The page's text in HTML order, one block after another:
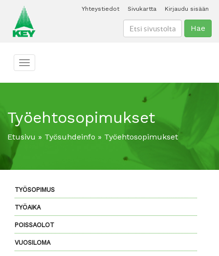
Yhteystiedot Sivukartta Kirjaudu sisään
Hae
Toggle navigation
Työehtosopimukset
Etusivu » Työsuhdeinfo » Työehtosopimukset
TYÖSOPIMUS
TYÖAIKA
POISSAOLOT
VUOSILOMA